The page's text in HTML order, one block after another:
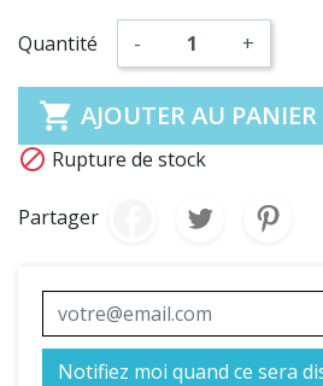
Quantité - +
 AJOUTER AU PANIER
 Rupture de stock
Partager
Notifiez moi quand ce sera